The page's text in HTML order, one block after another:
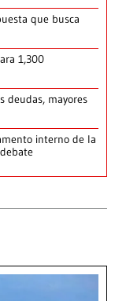
que busca
1,300
deudas, mayores
interno de la